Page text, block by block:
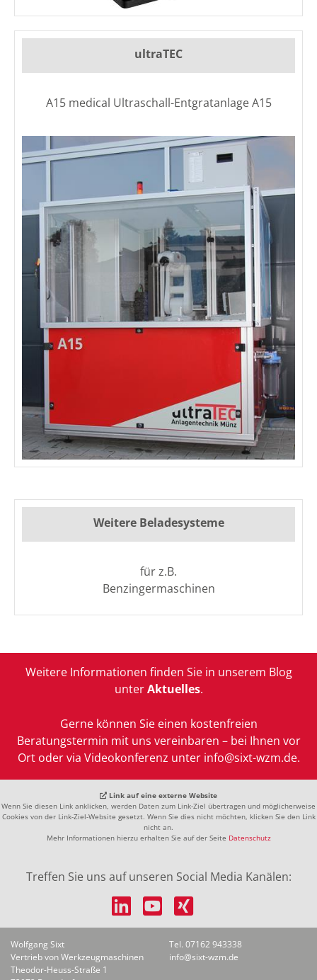
ultraTEC
A15 medical Ultraschall-Entgratanlage A15
Weitere Beladesysteme
für z.B.
Benzingermaschinen
Weitere Informationen finden Sie in unserem Blog
unterAktuelles.
Gerne können Sie einen kostenfreien
Beratungstermin mit uns vereinbaren – bei Ihnen vor
Ort oder via Videokonferenz unter info@sixt-wzm.de.
Link auf eine externe Website
Wenn Sie diesen Link anklicken, werden Daten zum Link-Ziel übertragen und möglicherweise
Cookies von der Link-Ziel-Website gesetzt. Wenn Sie dies nicht möchten, klicken Sie den Link
nicht an.
Mehr Informationen hierzu erhalten Sie auf der Seite Datenschutz
Treffen Sie uns auf unseren Social Media Kanälen:
Wolfgang Sixt
Vertrieb von Werkzeugmaschinen
Theodor-Heuss-Straße 1
Tel. 07162 943338
info@sixt-wzm.de